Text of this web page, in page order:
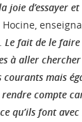
joie d’essayer
Le fait de le
à aller
mais
rendre compte
qu’ils font